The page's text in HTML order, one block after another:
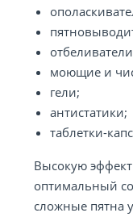
моющие и
гели;
антистатики;
таблетки-
Высокую
оптимальный
сложные пятна